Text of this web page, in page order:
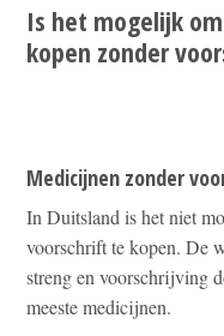
Is het mogelijk
kopen zonder
Medicijnen zonder
In Duitsland is het niet
voorschrift te kopen. De
streng en voorschrijving
meeste medicijnen.